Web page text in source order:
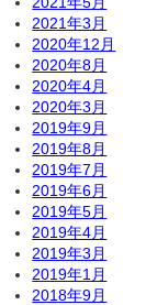
2021年3月
2020年12月
2020年8月
2020年4月
2020年3月
2019年9月
2019年8月
2019年7月
2019年6月
2019年5月
2019年4月
2019年3月
2019年1月
2018年9月